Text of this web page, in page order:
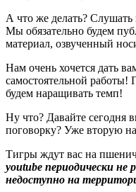
А что же делать?
Мы обязательно будем
материал, озвученный
Нам очень хочется дать
самостоятельной
будем наращивать темп!
Ну что? Давайте
поговорку? Уже вторую
Тигры ждут вас на
youtube периодически
недоступно на